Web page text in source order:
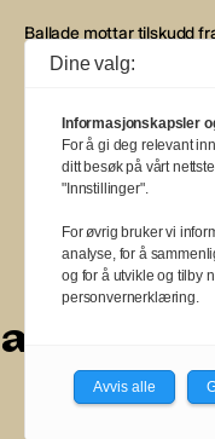
Ballade mottar tilskudd
støtte fra eierne NOPA,
Musikkforleggerne.
BALLADE —
aaa
Dine valg:
Informasjonskapsler
For å gi deg relevant
ditt besøk på vårt
"Innstillinger".
For øvrig bruker vi
analyse, for å
og for å utvikle og tilby
personvernerklæring.
Avvis alle